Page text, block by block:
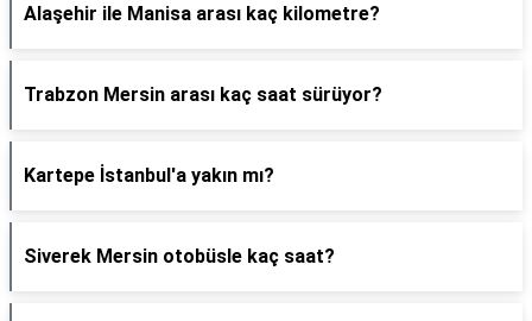
Alaşehir ile Manisa arası kaç kilometre?
Trabzon Mersin arası kaç saat sürüyor?
Kartepe İstanbul'a yakın mı?
Siverek Mersin otobüsle kaç saat?